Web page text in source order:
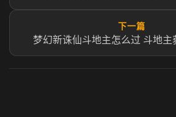
下一篇
梦幻新诛仙斗地主怎么过 斗地主